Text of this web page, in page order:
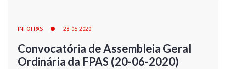
INFOFPAS 28-05-2020
Convocatória de Assembleia Geral
Ordinária da FPAS (20-06-2020)